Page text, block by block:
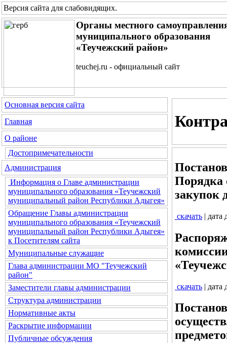
Версия сайта для слабовидящих.
Органы местного
муниципального образования
«Теучежский район»
teuchej.ru - официальный сайт
Основная версия сайта
Главная
О районе
Достопримечательности
Администрация
Информация о Главе администрации
муниципального образования «Теучежский
муниципальный район Республики Адыгея»
Обращение Главы администрации
муниципального образования «Теучежский
муниципальный район Республики Адыгея»
к Посетителям сайта
Муниципальные служащие
Глава администрации МО "Теучежский
район"
Заместители главы администрации
Структура администрации
Нормативные акты
Раскрытие информации
Публичные обсуждения
Порядка
закупок
скачать | дата
скачать | дата